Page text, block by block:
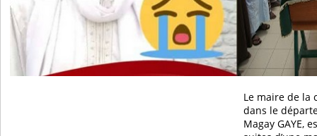
Le maire de la
dans le
Magay GAYE,